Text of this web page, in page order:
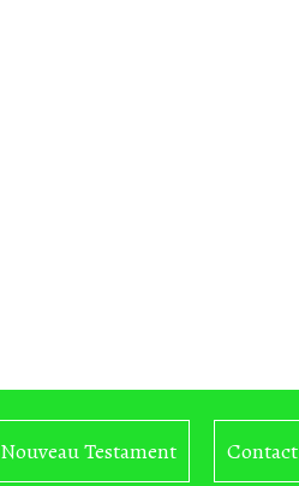
Nouveau Testament Contact